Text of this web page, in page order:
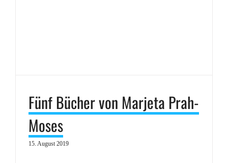
Fünf Bücher von Marjeta Prah-
Moses
15. August 2019